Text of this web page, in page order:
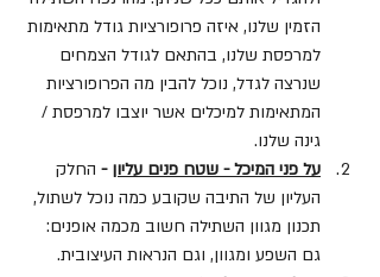
הזמין שלנו, איזה פרופורציות גודל מתאימות
למרפסת שלנו, בהתאם לגודל הצמחים
שנרצה לגדל, נוכל להבין מה הפרופורציות
המתאימות למיכלים אשר יוצבו למרפסת /
גינה שלנו.
על פני המיכל - שטח פנים עליון - החלק
העליון של התיבה שקובע כמה נוכל לשתול,
תכנון מגוון השתילה חשוב מכמה אופנים:
גם השפע ומגוון, וגם הנראות העיצובית.